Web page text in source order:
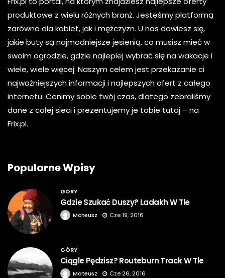
produktowe z wielu różnych branż. Jesteśmy platformą
zarówno dla kobiet, jak i mężczyzn. U nas dowiesz się,
jakie buty są najmodniejsze jesienią, co musisz mieć w
swoim ogrodzie, gdzie najlepiej wybrać się na wakacje i
wiele, wiele więcej. Naszym celem jest przekazanie ci
najważniejszych informacji i najlepszych ofert z całego
internetu. Cenimy sobie twój czas, dlatego zebraliśmy
dane z całej sieci i prezentujemy je tobie tutaj – na
Frix.pl.
Popularne Wpisy
GÓRY
Gdzie Szukać Duszy? Ladakh W Tle
Mateusz Cze 19, 2016
GÓRY
Ciągle Pędzisz? Routeburn Track W Tle
Mateusz Cze 26, 2016